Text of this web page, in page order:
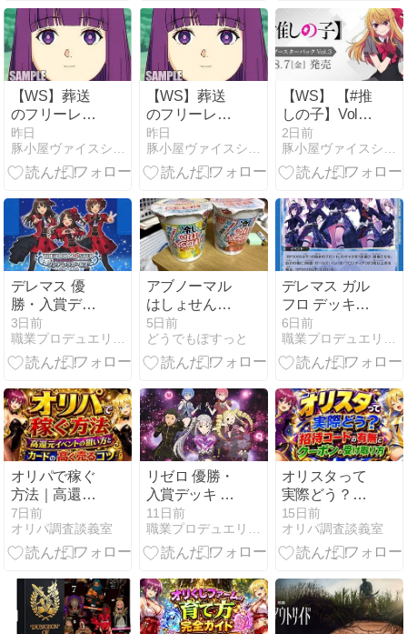
レカ部)【ヴァ
イスシュヴァ
ルツ】
#WSdeckgbf
ーレン」「隕
鉄鳥の捕獲 フ
リーレン」
「高い買い物
フリーレン」
ーレン」「隕
鉄鳥の捕獲 フ
リーレン」
「高い買い物
フリーレン」
【WS】葬送
のフリーレン
Vol2「寄り道
ばかりの旅路
フェルン」
フリーレン」
「封魔鉱 フェ
ルン」「警戒
態勢 フェル
ン」
昨日
豚小屋ヴァイスシュヴァルツ -ブタゴヤWS-
【WS】葬送
のフリーレン
Vol2「寄り道
ばかりの旅路
フェルン」
フリーレン」
「封魔鉱 フェ
ルン」「警戒
態勢 フェル
ン」
昨日
豚小屋ヴァイスシュヴァルツ -ブタゴヤWS-
【WS】 【#推
しの子】Vol.3
のカードリス
トが公開され
たので未公開
るか
2日前
豚小屋ヴァイスシュヴァルツ -ブタゴヤWS-
デレマス 優
勝・入賞デッ
キ まとめ
3日前
職業プロデュエリスト(自称)
アブノーマル
はしょせんア
ブノーマル
5日前
どうでもぽすっと
デレマス ガル
フロ デッキ
案・価格
6日前
職業プロデュエリスト(自称)
オリパで稼ぐ
方法｜高還元
イベントの狙
い方とカード
の高く売るコ
7日前
オリパ調査談義室
リゼロ 優勝・
入賞デッキ ま
とめ
11日前
職業プロデュエリスト(自称)
オリスタって
実際どう？招
待コードの有
無とクーポン
の受け取り方
15日前
オリパ調査談義室